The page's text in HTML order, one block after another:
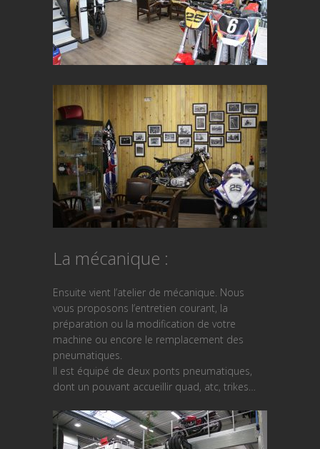
La mécanique :
Ensuite vient l’atelier de mécanique. Nous
vous proposons l’entretien courant, la
préparation ou la modification de votre
machine ou encore le remplacement des
pneumatiques.
Il est équipé de deux ponts pneumatiques,
dont un pouvant accueillir quad, atc, trikes…